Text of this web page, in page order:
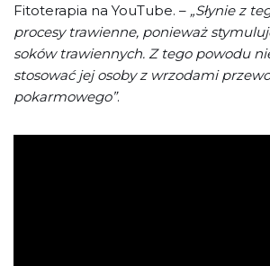
Fitoterapia na YouTube. – „Słynie z
procesy trawienne, ponieważ
soków trawiennych. Z tego powodu
stosować jej osoby z wrzodami
pokarmowego”.